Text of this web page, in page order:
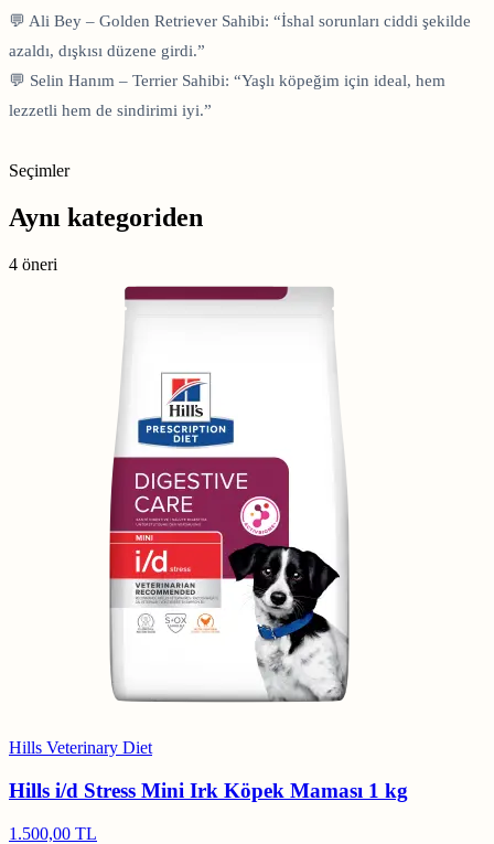
💬 Ali Bey – Golden Retriever Sahibi: “İshal sorunları ciddi şekilde
azaldı, dışkısı düzene girdi.”
💬 Selin Hanım – Terrier Sahibi: “Yaşlı köpeğim için ideal, hem
lezzetli hem de sindirimi iyi.”
Seçimler
Aynı kategoriden
4 öneri
Hills Veterinary Diet
Hills i/d Stress Mini Irk Köpek Maması 1 kg
1.500,00 TL